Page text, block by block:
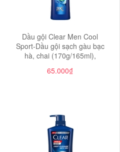
Dầu gội Clear Men Cool
Sport-Dầu gội sạch gàu bạc
hà, chai (170g/165ml),
65.000₫